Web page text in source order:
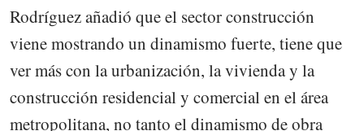
Rodríguez añadió que el sector construcción
viene mostrando un dinamismo fuerte, tiene que
ver más con la urbanización, la vivienda y la
construcción residencial y comercial en el área
metropolitana, no tanto el dinamismo de obra